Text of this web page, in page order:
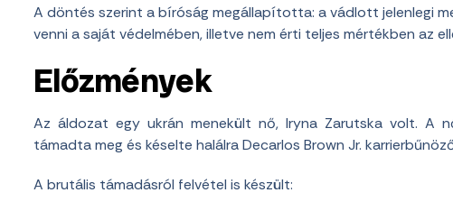
A döntés szerint a bíróság megállapította: a vádlott jelenlegi
venni a saját védelmében, illetve nem érti teljes mértékben az
Előzmények
Az áldozat egy ukrán menekült nő, Iryna Zarutska volt. A
támadta meg és késelte halálra Decarlos Brown Jr.
A brutális támadásról felvétel is készült: